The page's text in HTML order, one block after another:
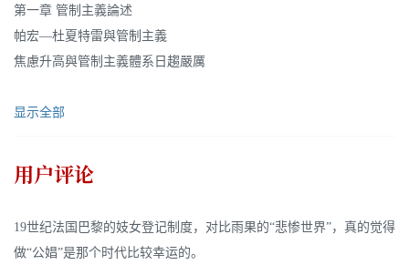
第一章 管制主義論述
帕宏—杜夏特雷與管制主義
焦慮升高與管制主義體系日趨嚴厲
显示全部
用户评论
19世纪法国巴黎的妓女登记制度，对比雨果的“悲惨世界”，真的觉得
做“公娼”是那个时代比较幸运的。